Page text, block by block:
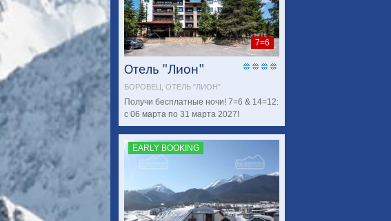
7=6
Отель "Лион"
БОРОВЕЦ, ОТЕЛЬ "ЛИОН"
Получи бесплатныe ночи! 7=6 & 14=12:
с 06 марта по 31 марта 2027!
EARLY BOOKING